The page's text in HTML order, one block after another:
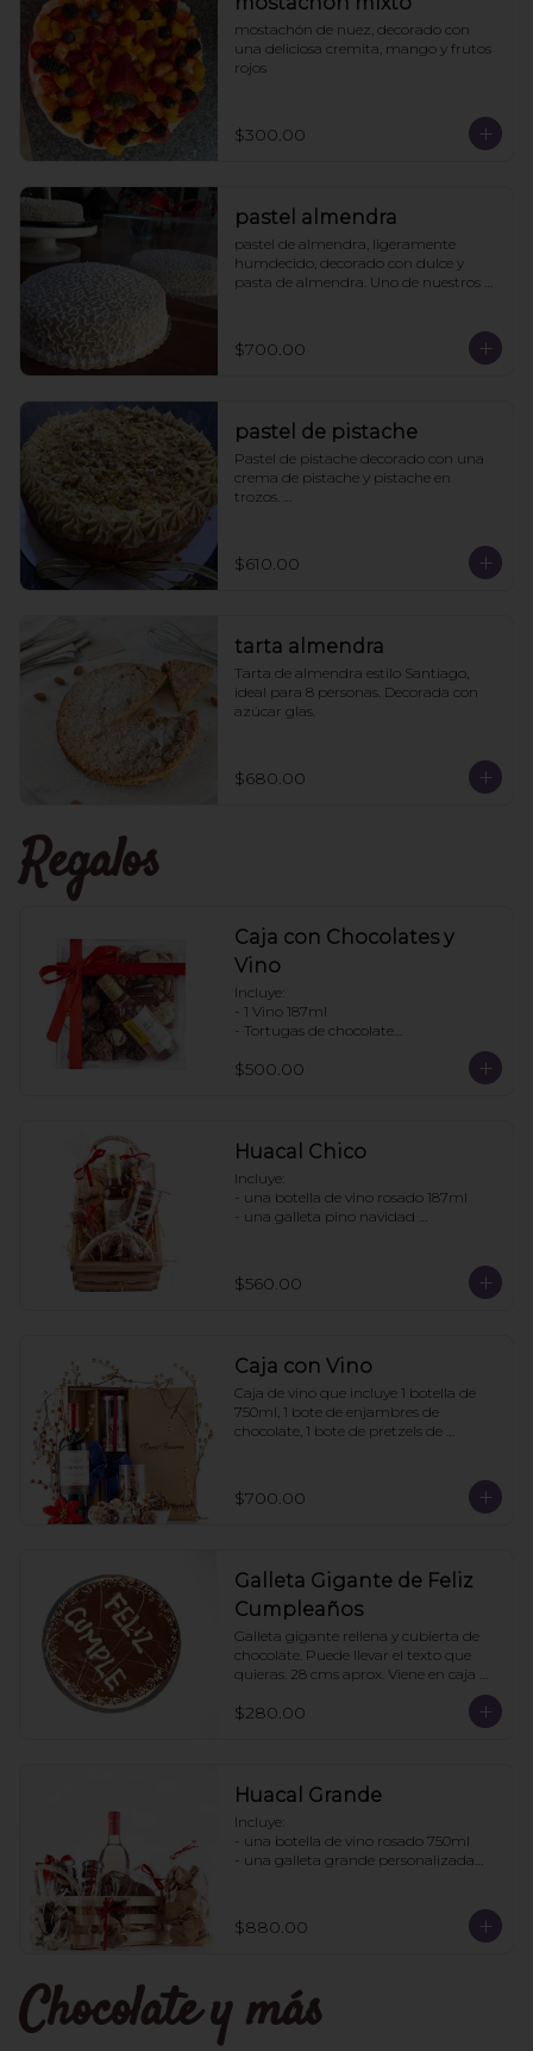
mostachón de nuez, decorado con
una deliciosa cremita, mango y frutos
rojos
$300.00
pastel almendra
pastel de almendra, ligeramente
humdecido, decorado con dulce y
pasta de almendra. Uno de nuestros
$700.00
pastel de pistache
Pastel de pistache decorado con una
crema de pistache y pistache en
trozos.
los que les guste más el pan húmedo.
6 personas
$610.00
tarta almendra
Tarta de almendra estilo Santiago,
ideal para 8 personas. Decorada con
azúcar glas.
$680.00
Regalos
Caja con Chocolates y
Vino
Incluye:
- 1 Vino 187ml
- Tortugas de chocolate
- Pretzels con chocolate
$500.00
Huacal Chico
Incluye:
- una botella de vino rosado 187ml
- una galleta pino navidad
- 1 bolsa enjambres de chocolate
- 1 bote pretzels con chocolate
$560.00
Caja con Vino
Caja de vino que incluye 1 botella de
750ml, 1 bote de enjambres de
chocolate, 1 bote de pretzels de
6 días de anticipación. Mínimo de
pedido: 3 cajas
$700.00
Galleta Gigante de Feliz
Cumpleaños
Galleta gigante rellena y cubierta de
chocolate. Puede llevar el texto que
quieras. 28 cms aprox. Viene en caja
$280.00
Huacal Grande
Incluye:
- una botella de vino rosado 750ml
- una galleta grande personalizada
- 1 bote pretzles con chocolate
- 1 bolsa galletas jengibre
Pedidos con 2 días de anticipación
$880.00
Chocolate y más